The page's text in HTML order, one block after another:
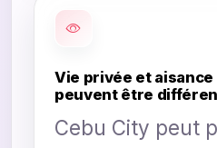
Vie privée et
peuvent être
Cebu City peut